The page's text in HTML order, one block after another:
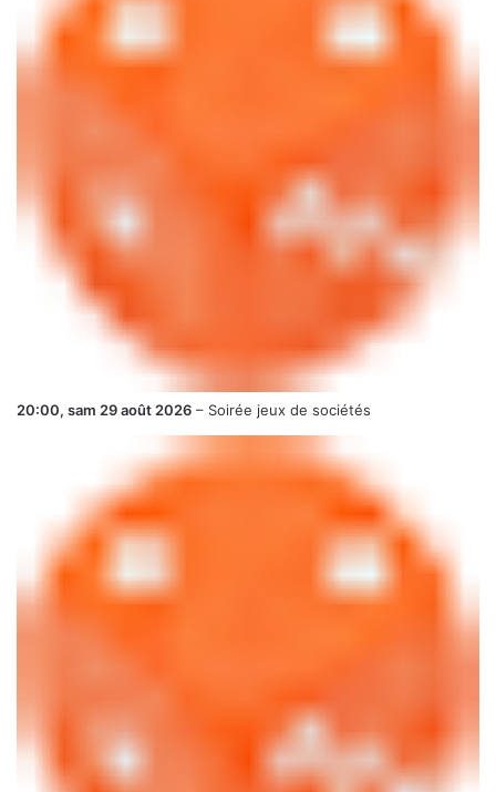
20:00, sam 29 août 2026 – Soirée jeux de sociétés